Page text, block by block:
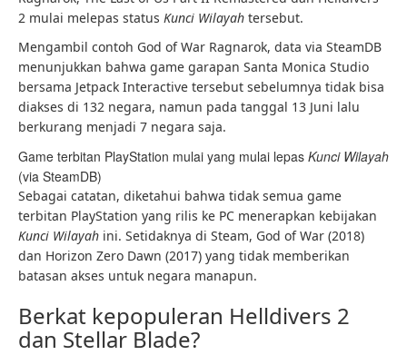
2 mulai melepas status Kunci Wilayah tersebut.
Mengambil contoh God of War Ragnarok, data via SteamDB
menunjukkan bahwa game garapan Santa Monica Studio
bersama Jetpack Interactive tersebut sebelumnya tidak bisa
diakses di 132 negara, namun pada tanggal 13 Juni lalu
berkurang menjadi 7 negara saja.
Game terbitan PlayStation mulai yang mulai lepas Kunci Wilayah
(via SteamDB)
Sebagai catatan, diketahui bahwa tidak semua game
terbitan PlayStation yang rilis ke PC menerapkan kebijakan
Kunci Wilayah ini. Setidaknya di Steam, God of War (2018)
dan Horizon Zero Dawn (2017) yang tidak memberikan
batasan akses untuk negara manapun.
Berkat kepopuleran Helldivers 2
dan Stellar Blade?